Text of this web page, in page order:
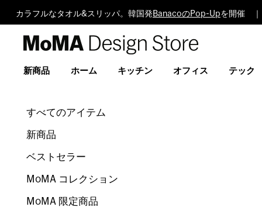
カラフルなタオル&スリッパ。韓国発 BanacoのPop-Upを開催
Design
新商品 ホーム キッチン オフィス テック
すべてのアイテム
新商品
ベストセラー
MoMA コレクション
MoMA 限定商品